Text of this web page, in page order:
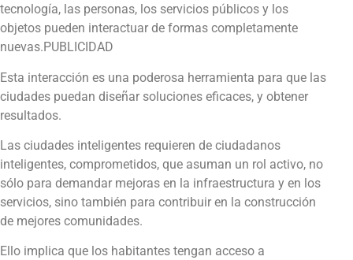
tecnología, las personas, los servicios públicos y los
objetos pueden interactuar de formas completamente
nuevas.PUBLICIDAD
Esta interacción es una poderosa herramienta para que las
ciudades puedan diseñar soluciones eficaces, y obtener
resultados.
Las ciudades inteligentes requieren de ciudadanos
inteligentes, comprometidos, que asuman un rol activo, no
sólo para demandar mejoras en la infraestructura y en los
servicios, sino también para contribuir en la construcción
de mejores comunidades.
Ello implica que los habitantes tengan acceso a